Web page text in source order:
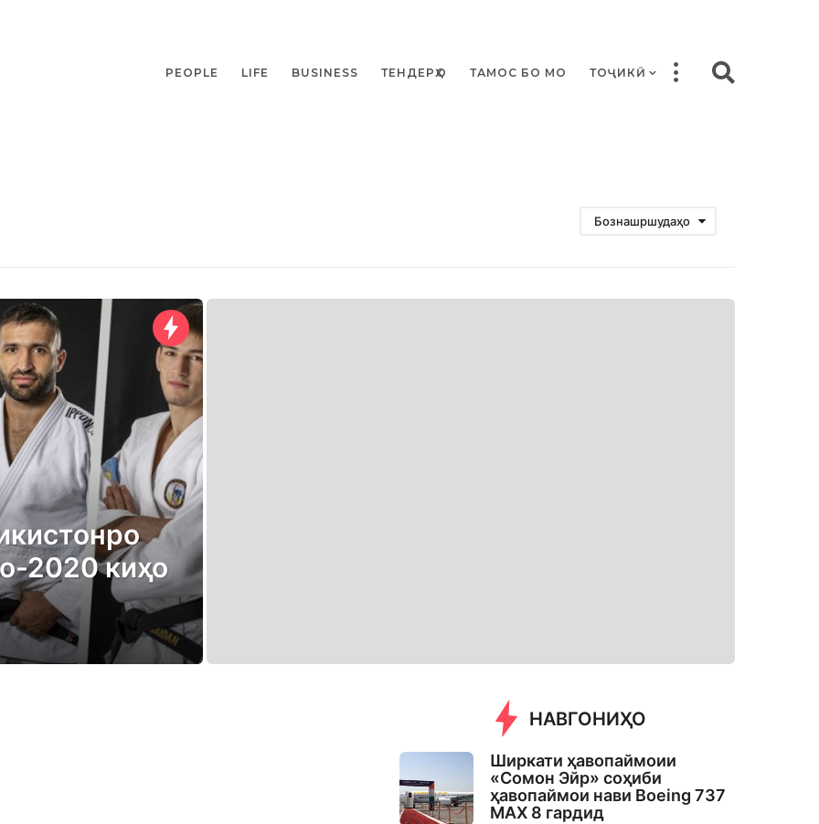
PEOPLE LIFE BUSINESS ТЕНДЕРҲО ТАМОС БО МО ТОҶИКӢ
Бознашршудаҳо
2020 киҳо
НАВГОНИҲО
Ширкати ҳавопаймоии
«Сомон Эйр» соҳиби
ҳавопаймои нави Boeing 737
MAX 8 гардид